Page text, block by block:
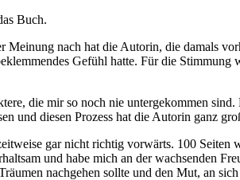
Buch.
nach hat die Autorin, die damals
Gefühl hatte. Für die
die mir so noch nie untergekommen
und diesen Prozess hat die Autorin ganz
gar nicht richtig vorwärts. 100 Seiten
und habe mich an der wachsenden
nachgehen sollte und den Mut, an